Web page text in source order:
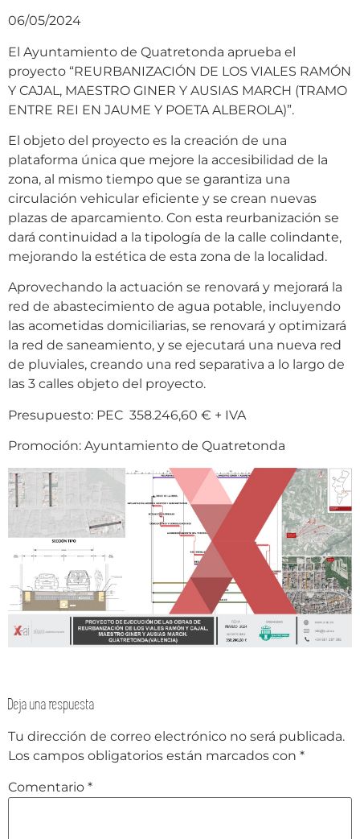
06/05/2024
El Ayuntamiento de Quatretonda aprueba el
proyecto “REURBANIZACIÓN DE LOS VIALES RAMÓN
Y CAJAL, MAESTRO GINER Y AUSIAS MARCH (TRAMO
ENTRE REI EN JAUME Y POETA ALBEROLA)”.
El objeto del proyecto es la creación de una
plataforma única que mejore la accesibilidad de la
zona, al mismo tiempo que se garantiza una
circulación vehicular eficiente y se crean nuevas
plazas de aparcamiento. Con esta reurbanización se
dará continuidad a la tipología de la calle colindante,
mejorando la estética de esta zona de la localidad.
Aprovechando la actuación se renovará y mejorará la
red de abastecimiento de agua potable, incluyendo
las acometidas domiciliarias, se renovará y optimizará
la red de saneamiento, y se ejecutará una nueva red
de pluviales, creando una red separativa a lo largo de
las 3 calles objeto del proyecto.
Presupuesto: PEC 358.246,60 € + IVA
Promoción: Ayuntamiento de Quatretonda
Deja una respuesta
Tu dirección de correo electrónico no será publicada.
Los campos obligatorios están marcados con *
Comentario *